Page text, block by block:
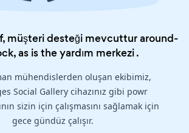
müşteri desteği mevcuttur around-
as is theyardım merkezi.
mühendislerden oluşan ekibimiz,
Social Gallery cihazınız gibi powr
sizin için çalışmasını sağlamak için
gece gündüz çalışır.